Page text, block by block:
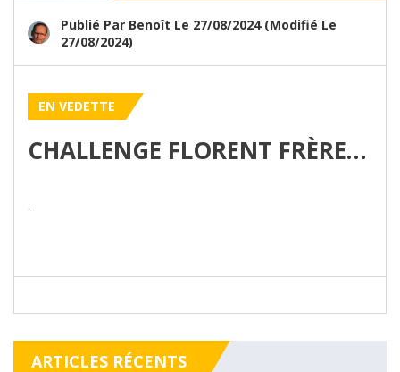
Publié Par Benoît Le 27/08/2024 (modifié Le
27/08/2024)
EN VEDETTE
CHALLENGE FLORENT FRÈRE - TOURNOI DE DOUBLE
.
ARTICLES RÉCENTS